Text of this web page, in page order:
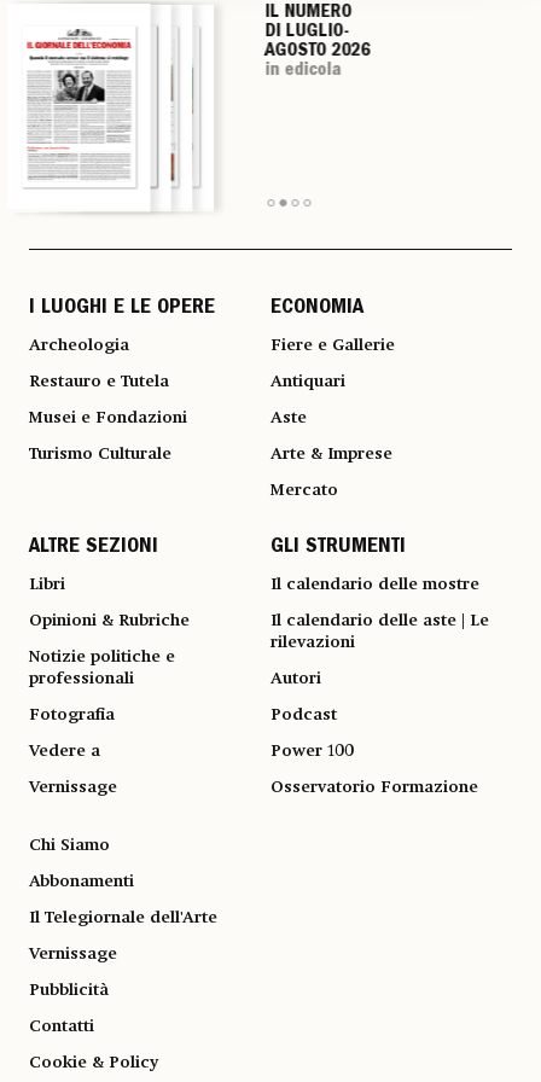
IL NUMERO
DI LUGLIO-
AGOSTO 2026
in edicola
IL NUMERO
DI LUGLIO-
AGOSTO 2026
in edicola
IL NUMERO
DI LUGLIO-
AGOSTO 2026
in edicola
IL NUMERO
DI LUGLIO-
AGOSTO 2026
in edicola
I LUOGHI E LE OPERE
Archeologia
Restauro e Tutela
Musei e Fondazioni
Turismo Culturale
ECONOMIA
Fiere e Gallerie
Antiquari
Aste
Arte & Imprese
Mercato
ALTRE SEZIONI
Libri
Opinioni & Rubriche
Notizie politiche e
professionali
Fotografia
Vedere a
Vernissage
GLI STRUMENTI
Il calendario delle mostre
Il calendario delle aste | Le
rilevazioni
Autori
Podcast
Power 100
Osservatorio Formazione
Chi Siamo
Abbonamenti
Il Telegiornale dell'Arte
Vernissage
Pubblicità
Contatti
Cookie & Policy